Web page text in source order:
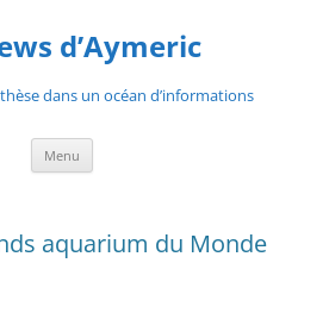
d’Aymeric
dans un océan d’informations
Menu
aquarium du Monde